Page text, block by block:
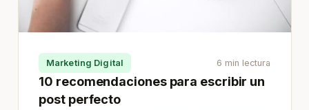
Marketing Digital 6 min lectura
10 recomendaciones para escribir un
post perfecto